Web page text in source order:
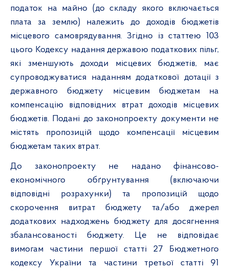
податок на майно (до складу якого включається
плата за землю) належить до доходів бюджетів
місцевого самоврядування. Згідно із статтею 103
цього Кодексу надання державою податкових пільг,
які зменшують доходи місцевих бюджетів, має
супроводжуватися наданням додаткової дотації з
державного бюджету місцевим бюджетам на
компенсацію відповідних втрат доходів місцевих
бюджетів. Подані до законопроекту документи не
містять пропозицій щодо компенсації місцевим
бюджетам таких втрат.
До законопроекту не надано фінансово-
економічного обґрунтування (включаючи
відповідні розрахунки) та пропозицій щодо
скорочення витрат бюджету та/або джерел
додаткових надходжень бюджету для досягнення
збалансованості бюджету. Це не відповідає
вимогам частини першої статті 27 Бюджетного
кодексу України та частини третьої статті 91